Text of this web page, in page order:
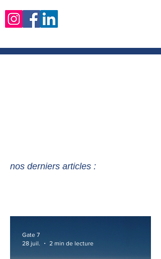
nos derniers articles :
Gate 7
28 juil.
2 min de lecture